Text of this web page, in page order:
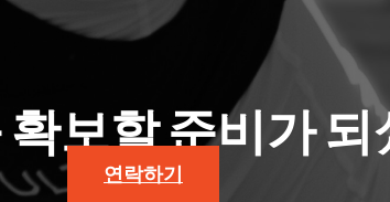
보할 준비가 되
연락하기